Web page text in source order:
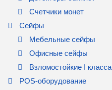
Счетчики монет
Сейфы
Мебельные сейфы
Офисные сейфы
Взломостойкие I класса
POS-оборудование